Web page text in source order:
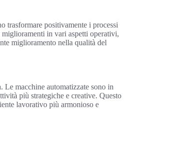
trasformare positivamente i processi
in vari aspetti operativi,
miglioramento nella qualità del
Le macchine automatizzate sono in
più strategiche e creative. Questo
lavorativo più armonioso e